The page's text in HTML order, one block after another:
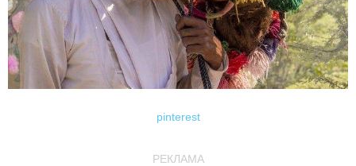
pinterest
РЕКЛАМА